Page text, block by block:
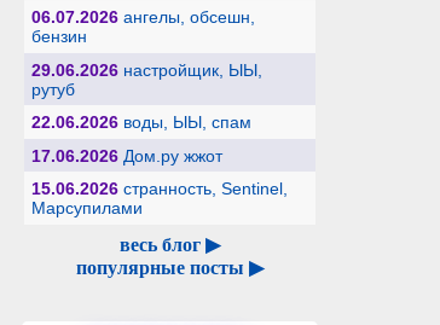
06.07.2026 ангелы, обсешн,
бензин
29.06.2026 настройщик, ЫЫ,
рутуб
22.06.2026 воды, ЫЫ, спам
17.06.2026 Дом.ру жжот
15.06.2026 странность, Sentinel,
Марсупилами
весь блог ▶
популярные посты ▶